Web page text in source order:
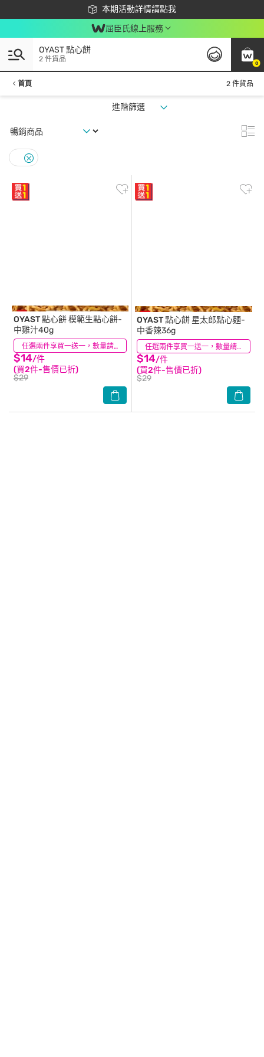
本期活動詳情請點我
下載app最高回饋$350
屈臣氏線上服務
0
OYAST 點心餅
2 件貨品
首頁 2 件貨品
進階篩選
任選兩件享買一送一，數量請選2件
OYAST 點心餅模範生點心餅-
中雞汁40g
$14/件
(買2件-售價已折)
$29
(97) 任選兩件享買一送一，數量請選2件
OYAST 點心餅 星太郎點心麵-
中香辣36g
$14/件
(買2件-售價已折)
$29
(55)